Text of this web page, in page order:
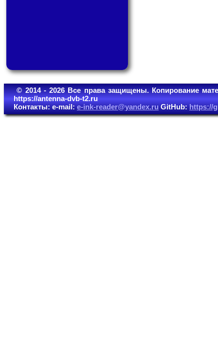
© 2014 - 2026 Все права защищены. Копирование
https://antenna-dvb-t2.ru
Контакты: e-mail:e-ink-reader@yandex.ruGitHub:https://